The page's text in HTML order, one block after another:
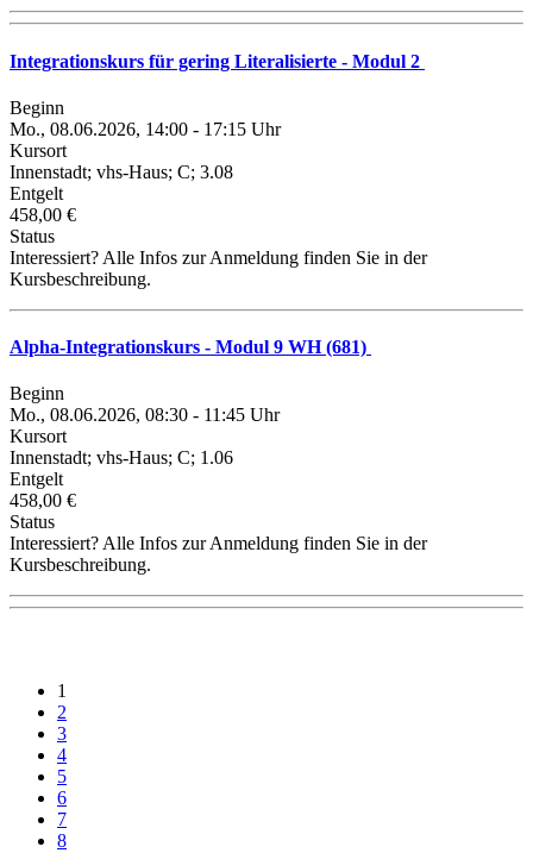
Integrationskurs für gering Literalisierte - Modul 2
Beginn
Mo., 08.06.2026, 14:00 - 17:15 Uhr
Kursort
Innenstadt; vhs-Haus; C; 3.08
Entgelt
458,00 €
Status
Interessiert? Alle Infos zur Anmeldung finden Sie in der
Kursbeschreibung.
Alpha-Integrationskurs - Modul 9 WH (681)
Beginn
Mo., 08.06.2026, 08:30 - 11:45 Uhr
Kursort
Innenstadt; vhs-Haus; C; 1.06
Entgelt
458,00 €
Status
Interessiert? Alle Infos zur Anmeldung finden Sie in der
Kursbeschreibung.
1
2
3
4
5
6
7
8